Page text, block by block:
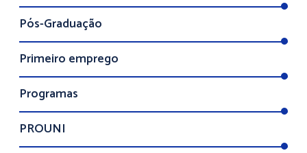
Pós-Graduação
Primeiro emprego
Programas
PROUNI